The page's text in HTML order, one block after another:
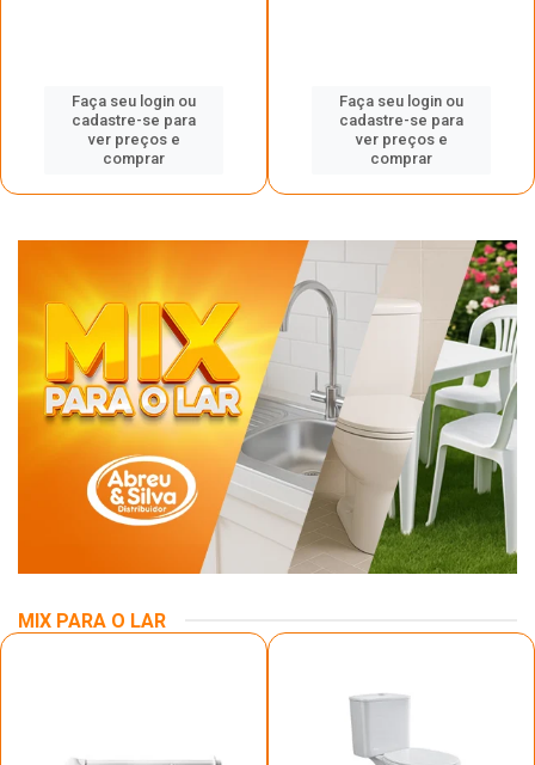
Faça seu login ou
cadastre-se para
ver preços e
comprar
Faça seu login ou
cadastre-se para
ver preços e
comprar
MIX PARA O LAR